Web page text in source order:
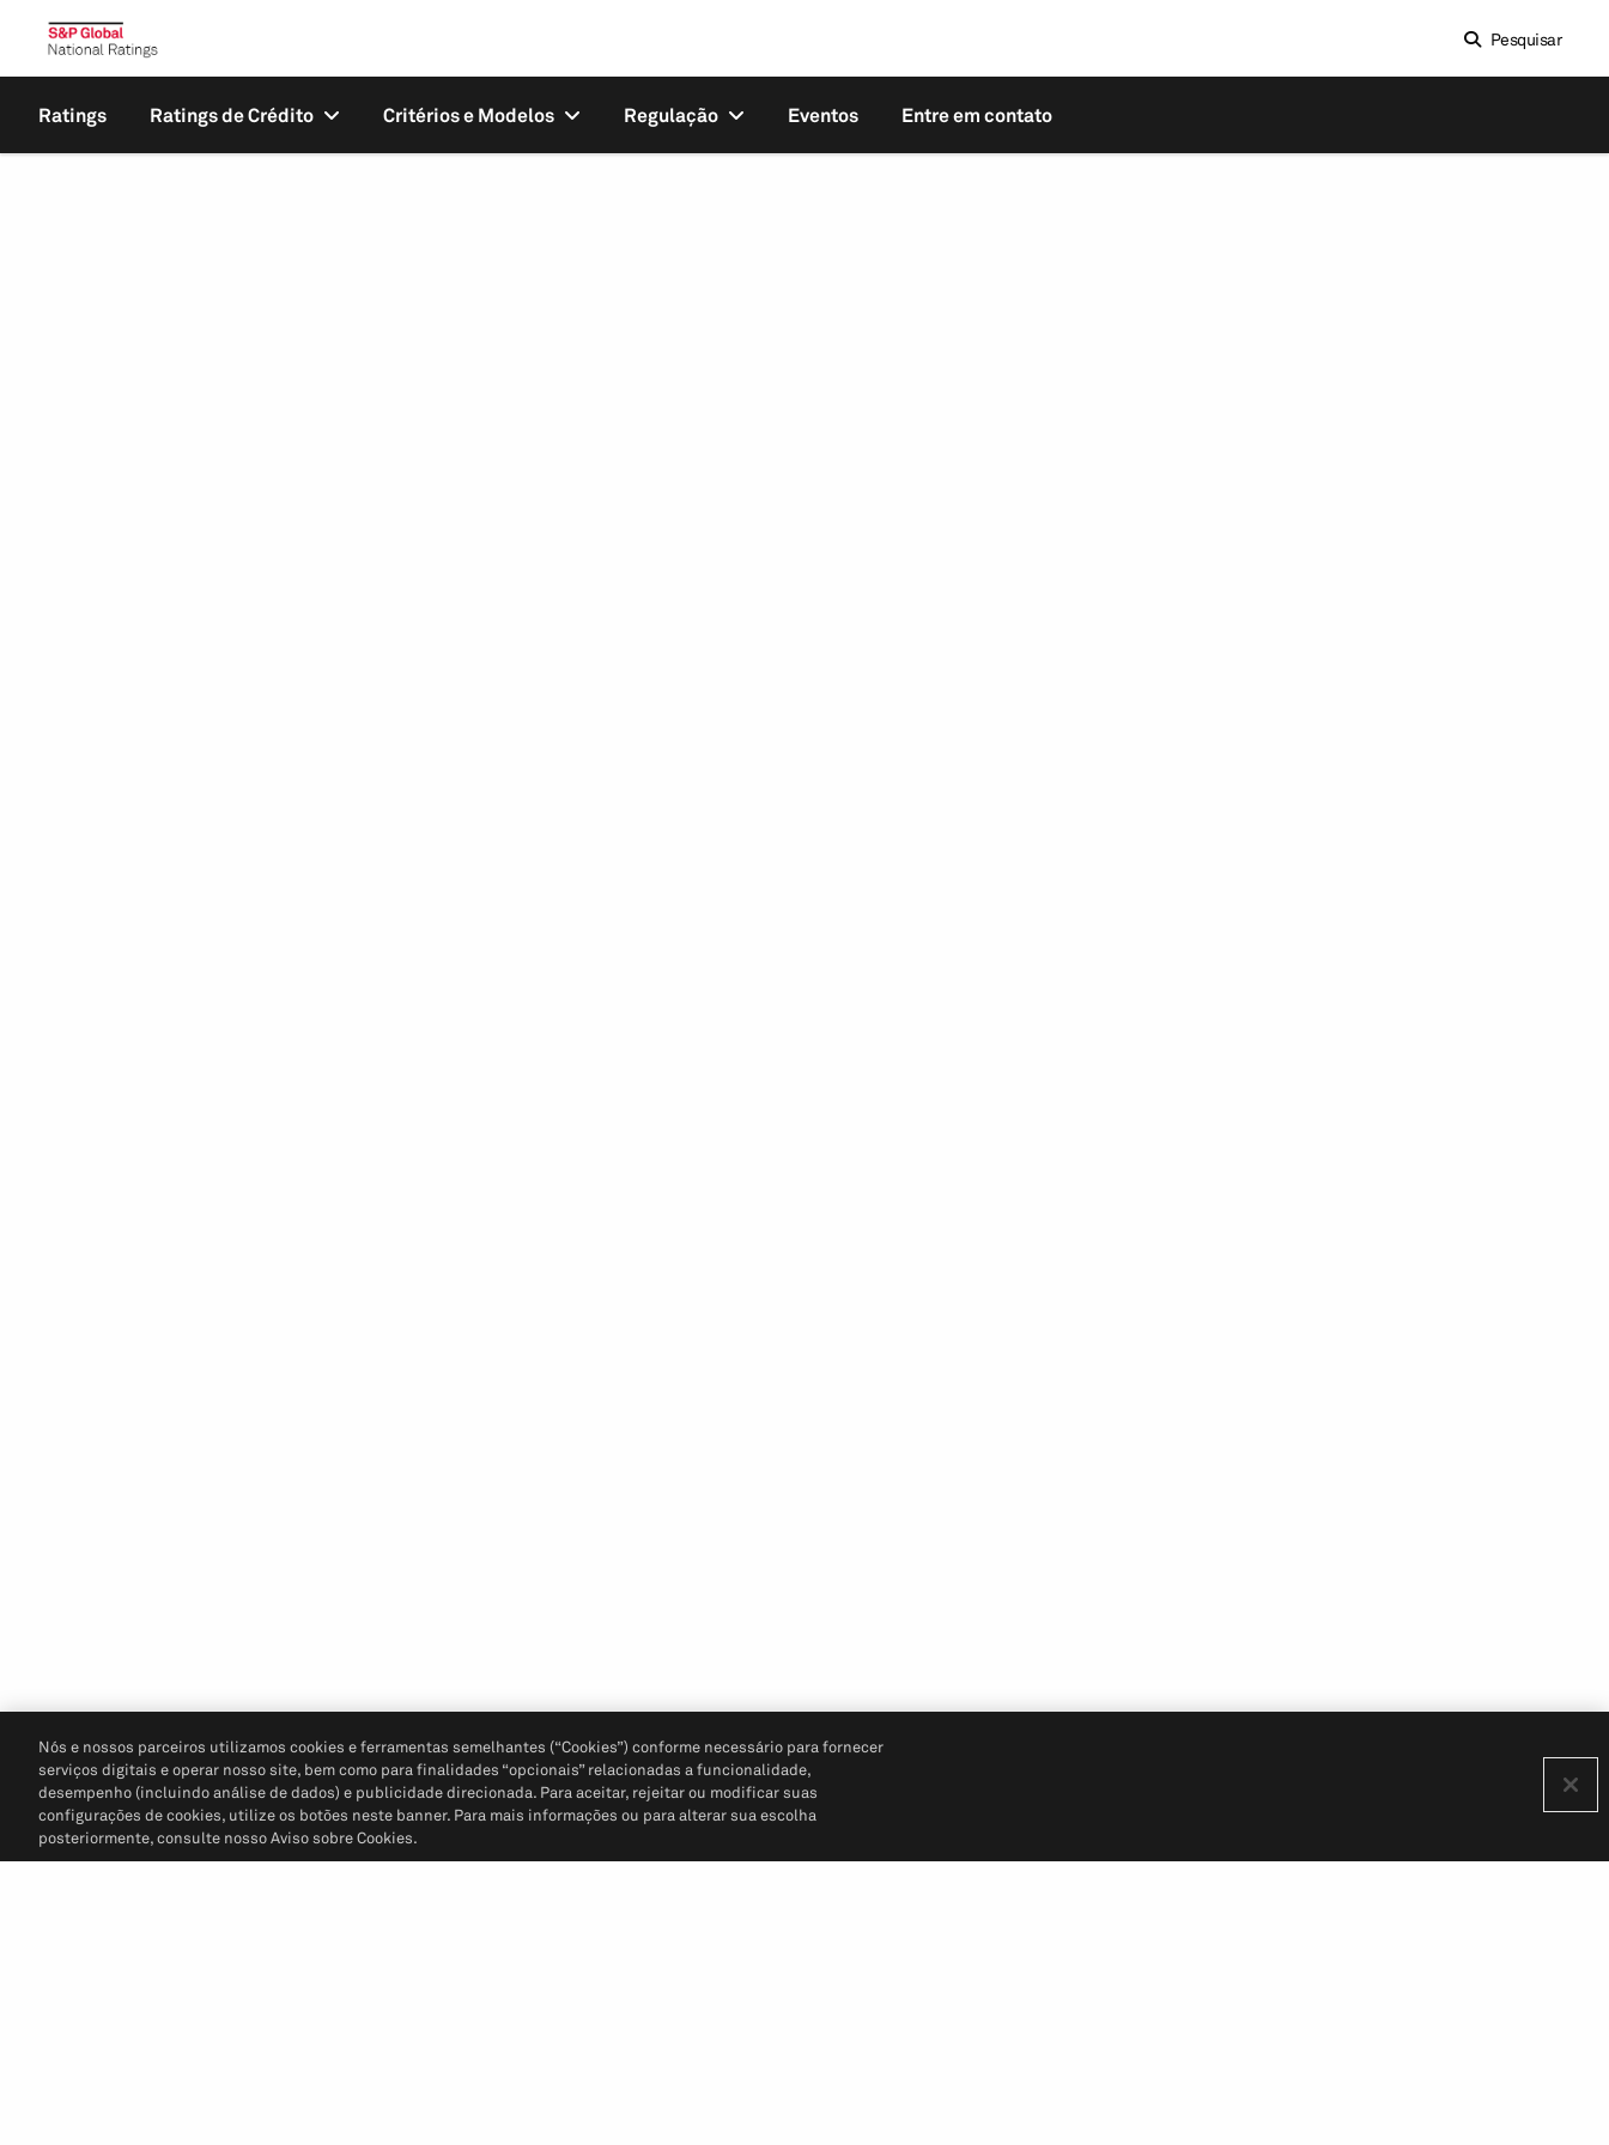
Pesquisar
Ratings Ratings de Crédito Critérios e Modelos Regulação Eventos Entre em contato
Nós e nossos parceiros utilizamos cookies e ferramentas semelhantes (“Cookies”) conforme necessário para fornecer
serviços digitais e operar nosso site, bem como para finalidades “opcionais” relacionadas a funcionalidade,
desempenho (incluindo análise de dados) e publicidade direcionada. Para aceitar, rejeitar ou modificar suas
configurações de cookies, utilize os botões neste banner. Para mais informações ou para alterar sua escolha
posteriormente, consulte nosso Aviso sobre Cookies.